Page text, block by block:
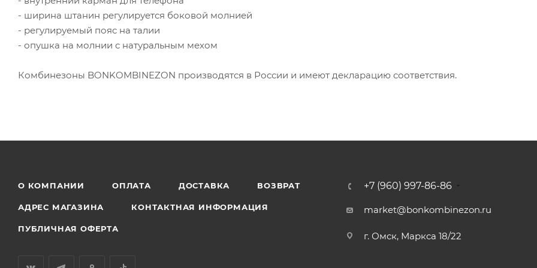
- ширина штанин регулируется боковой молнией
- регулируемый пояс на талии
- опушка на молнии с натуральным мехом
Комбинезоны BONKOMBINEZON производятся в России и имеют декларацию соответствия.
О КОМПАНИИ ОПЛАТА ДОСТАВКА ВОЗВРАТ
АДРЕС МАГАЗИНА КОНТАКТНАЯ ИНФОРМАЦИЯ
ПУБЛИЧНАЯ ОФЕРТА
+7 (960) 997-86-86
market@bonkombinezon.ru
г. Омск, Маркса 18/22